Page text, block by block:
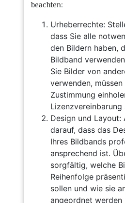
beachten:
Urheberrechte:
dass Sie alle
den Bildern haben,
Bildband
Sie Bilder von
verwenden, müssen
Zustimmung
Lizenzvereinbarung
Design und Layout:
darauf, dass das
Ihres Bildbands
ansprechend ist.
sorgfältig, welche
Reihenfolge
sollen und wie sie
angeordnet werden